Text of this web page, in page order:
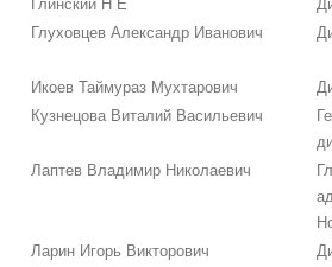
Глинский Н Е
Глуховцев Александр Иванович
Икоев Таймураз Мухтарович
Кузнецова Виталий Васильевич
Лаптев Владимир Николаевич
Ларин Игорь Викторович